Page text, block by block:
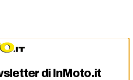
di InMoto.it